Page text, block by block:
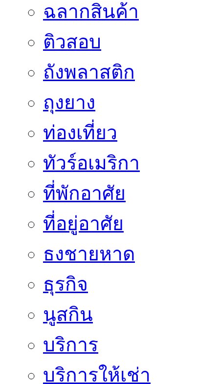
ฉลากสินค้า
ติวสอบ
ถังพลาสติก
ถุงยาง
ท่องเที่ยว
ทัวร์อเมริกา
ที่พักอาศัย
ที่อยู่อาศัย
ธงชายหาด
ธุรกิจ
นูสกิน
บริการ
บริการให้เช่า